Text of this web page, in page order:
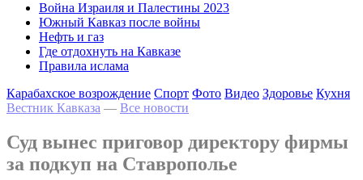
Война Израиля и Палестины 2023
Южный Кавказ после войны
Нефть и газ
Где отдохнуть на Кавказе
Правила ислама
Карабахское возрождение Спорт Фото Видео Здоровье Кухня
Вестник Кавказа — Все новости
Суд вынес приговор директору фирмы
за подкуп на Ставрополье